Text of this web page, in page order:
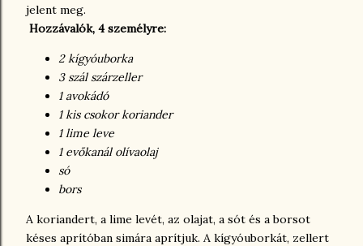
jelent meg.
Hozzávalók, 4 személyre:
2 kígyóuborka
3 szál szárzeller
1 avokádó
1 kis csokorkoriander
1 lime leve
1 evőkanál olívaolaj
só
bors
A koriandert, a lime levét, az olajat, a sót és a borsot
késes aprítóban simára aprítjuk. A kígyóuborkát, zellert